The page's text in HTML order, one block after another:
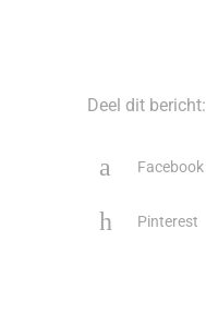
Deel dit bericht:
Facebook
Pinterest